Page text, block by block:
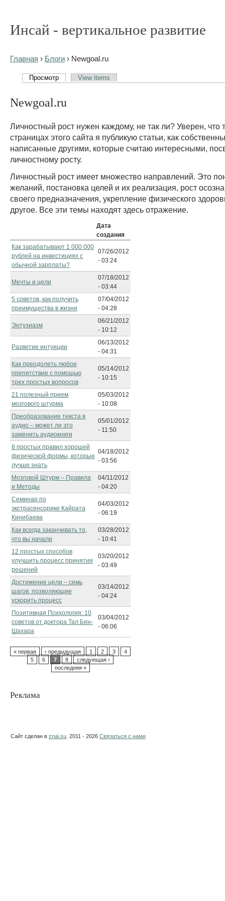
Инсай - вертикальное развитие
Главная › Блоги › Newgoal.ru
Просмотр View items
Newgoal.ru
Личностный рост нужен каждому, не так ли? Уверен, что
страницах этого сайта я публикую статьи, как
написанные другими, которые считаю интересными,
личностному росту.
Личностный рост имеет множество направлений. Это
желаний, постановка целей и их реализация, рост
своего предназначения, укрепление физического
другое. Все эти темы находят здесь отражение.
Дата
создания
Как зарабатывают 1 000 000
рублей на инвестициях с
обычной зарплаты?
07/26/2012
- 03:24
Мечты и цели
07/18/2012
- 03:44
5 советов, как получить
преимущества в жизни
07/04/2012
- 04:28
Энтузиазм
06/21/2012
- 10:12
Развитие интуиции
06/13/2012
- 04:31
Как преодолеть любое
препятствие с помощью
трех простых вопросов
05/14/2012
- 10:15
21 полезный прием
мозгового штурма
05/03/2012
- 10:08
Преобразование текста в
аудио – может ли это
заменить аудиокниги
05/01/2012
- 11:50
8 простых правил хорошей
физической формы, которые
лучше знать
04/18/2012
- 03:56
Мозговой Штурм – Правила
и Методы
04/11/2012
- 04:20
Семинар по
экстрасенсорике Кайрата
Кинибаева
04/03/2012
- 06:19
Как всегда заканчивать то,
что вы начали
03/28/2012
- 10:41
12 простых способов
улучшить процесс принятия
решений
03/20/2012
- 03:49
Достижение цели – семь
шагов, позволяющие
ускорить процесс
03/14/2012
- 04:24
Позитивная Психология: 10
советов от доктора Тал Бен-
Шахара
03/04/2012
- 06:06
« первая ‹ предыдущая 1 2 3
4
5
6 7 8
следующая ›
последняя »
Реклама
Сайт сделан в znai.su . 2011 - 2026 Связаться с нами